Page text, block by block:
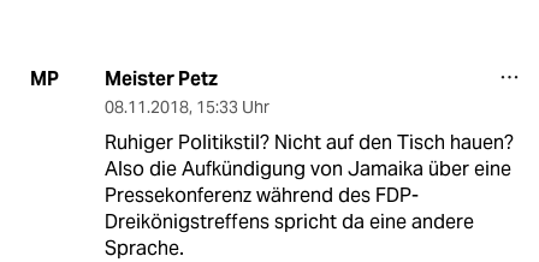
MP Meister Petz
08.11.2018, 15:33 Uhr
Ruhiger Politikstil? Nicht auf den Tisch hauen?
Also die Aufkündigung von Jamaika über eine
Pressekonferenz während des FDP-
Dreikönigstreffens spricht da eine andere
Sprache.